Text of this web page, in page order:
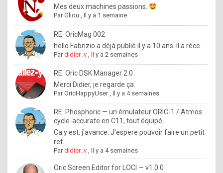
b
y
o
l
e
x
.
I
f
y
o
Mes deux machines passions.
ParGliou ,Il y a 1 semaine
RE: OricMag 002
hello Fabrizio a déjà publié il y a 10 ans. Il a réce...
Pardidier_v ,Il y a 2 semaines
RE: Oric DSK Manager 2.0
Merci Didier, je regarde ça.
ParOricHappyUser,Il y a 4 semaines
RE: Phosphoric — un émulateur ORIC-1 / Atmos
cycle-accurate en C11, tout équipé
Ca y est, j'avance. J'espere pouvoir faire un petit
ret...
Pardidier_v ,Il y a 4 semaines
Oric Screen Editor for LOCI — v1.0.0